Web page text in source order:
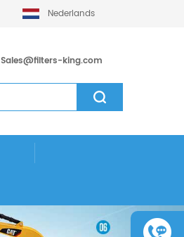
Nederlands
Sales@filters-king.com